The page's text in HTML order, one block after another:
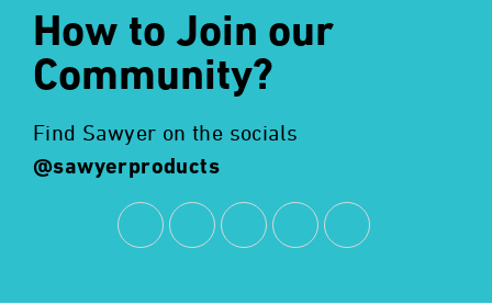
How to Join our
Community?
Find Sawyer on the socials
@sawyerproducts